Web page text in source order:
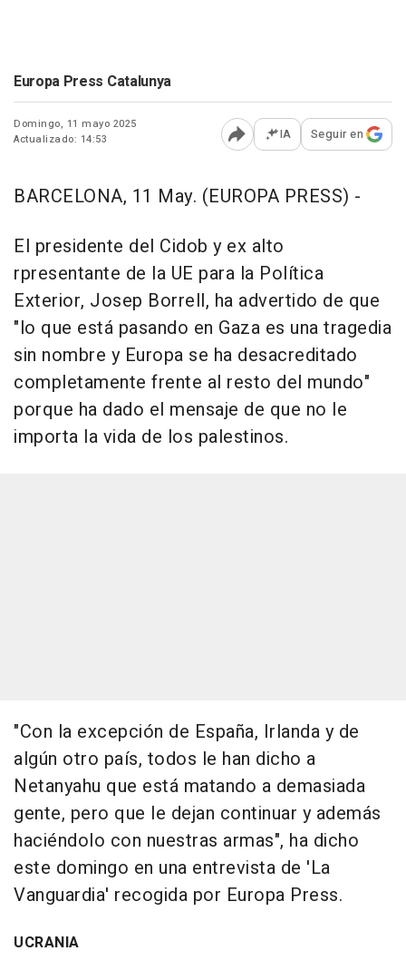
Europa Press Catalunya
Domingo, 11 mayo 2025
Actualizado: 14:53
Abrir opciones para
IA Seguir en
BARCELONA, 11 May. (EUROPA PRESS) -
El presidente del Cidob y ex alto
rpresentante de la UE para la Política
Exterior, Josep Borrell, ha advertido de que
"lo que está pasando en Gaza es una tragedia
sin nombre y Europa se ha desacreditado
completamente frente al resto del mundo"
porque ha dado el mensaje de que no le
importa la vida de los palestinos.
"Con la excepción de España, Irlanda y de
algún otro país, todos le han dicho a
Netanyahu que está matando a demasiada
gente, pero que le dejan continuar y además
haciéndolo con nuestras armas", ha dicho
este domingo en una entrevista de 'La
Vanguardia' recogida por Europa Press.
UCRANIA